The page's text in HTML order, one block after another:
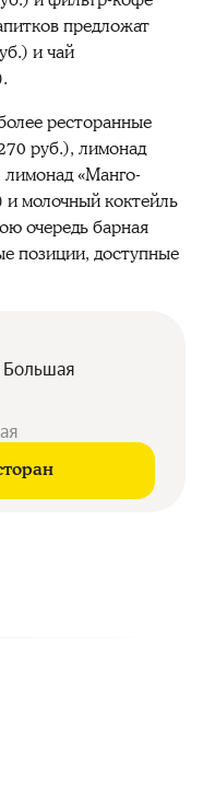
предложат
и чай
ресторанные
руб.), лимонад
«Манго-
молочный коктейль
очередь барная
позиции, доступные
Большая